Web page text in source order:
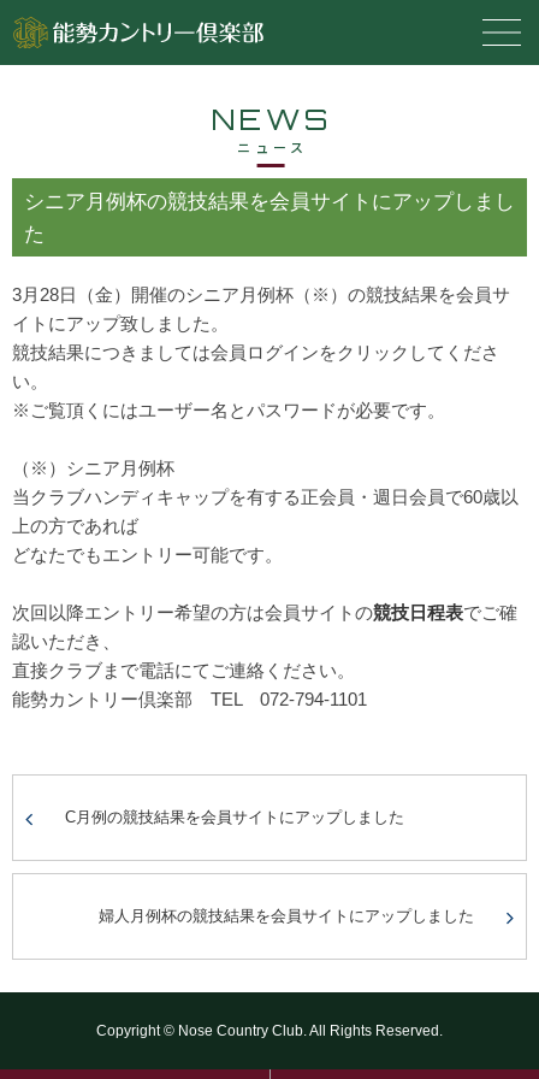
NEWS
ニュース
シニア月例杯の競技結果を会員サイトにアップしまし
た
3月28日（金）開催のシニア月例杯（※）の競技結果を会員サ
イトにアップ致しました。
競技結果につきましては会員ログインをクリックしてくださ
い。
※ご覧頂くにはユーザー名とパスワードが必要です。
（※）シニア月例杯
当クラブハンディキャップを有する正会員・週日会員で60歳以
上の方であれば
どなたでもエントリー可能です。
次回以降エントリー希望の方は会員サイトの競技日程表でご確
認いただき、
直接クラブまで電話にてご連絡ください。
能勢カントリー倶楽部 TEL 072-794-1101
C月例の競技結果を会員サイトにアップしました
婦人月例杯の競技結果を会員サイトにアップしました
Copyright © Nose Country Club. All Rights Reserved.